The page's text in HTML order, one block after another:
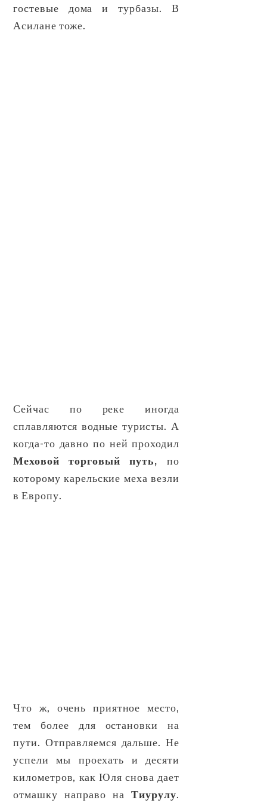
гостевые дома и турбазы. В
Асилане тоже.
Сейчас по реке иногда
сплавляются водные туристы. А
когда-то давно по ней проходил
Меховой торговый путь, по
которому карельские меха везли
в Европу.
Что ж, очень приятное место,
тем более для остановки на
пути. Отправляемся дальше. Не
успели мы проехать и десяти
километров, как Юля снова дает
отмашку направо наТиурулу.